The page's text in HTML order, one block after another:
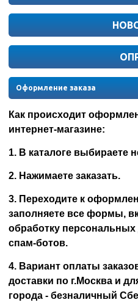
Оформление заказа
Как происходит
интернет-магазине:
1. В каталоге выбираете
2. Нажимаете заказать.
3. Переходите к
заполняете все формы,
обработку
спам-ботов.
4. Вариант оплаты
доставки по г.Москва и
города - безналичный